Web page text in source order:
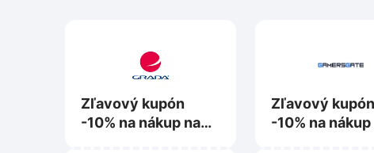
Zľavový kupón
-10% na nákup na
Zľavový kupón
-10% na nákup